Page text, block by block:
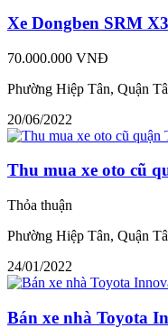
Xe Dongben SRM
70.000.000 VNĐ
Phường Hiệp Tân, Quận
20/06/2022
Thu mua xe oto cũ
Thỏa thuận
Phường Hiệp Tân, Quận
24/01/2022
Bán xe nhà Toyota